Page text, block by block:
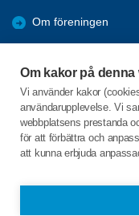
Om kakor på
Vi använder kakor
användarupplevelse. Vi
webbplatsens prestanda
för att förbättra och
att kunna erbjuda
Om föreningen
Medlemsförmåner
Bli medlem
C/o:Gun Wendelbo-